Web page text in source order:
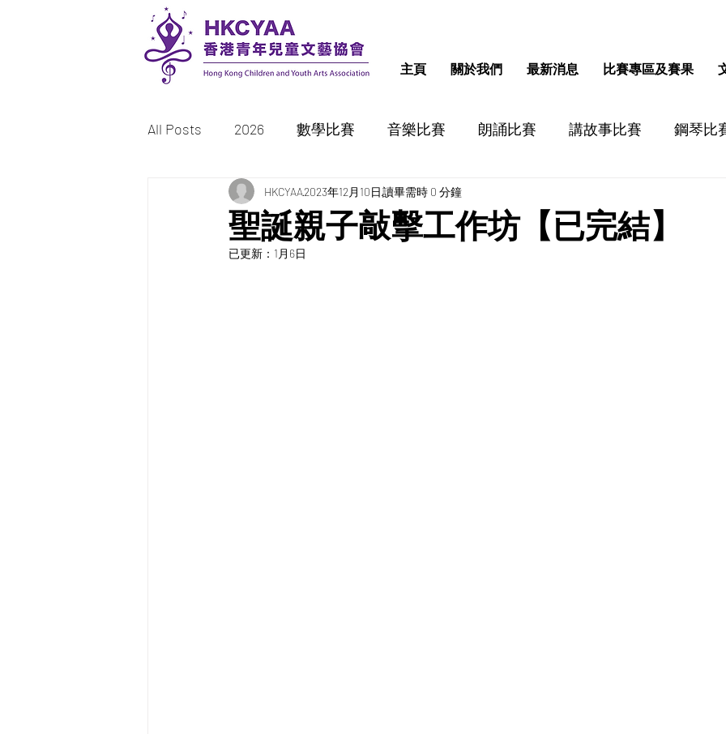
主頁 關於我們 最新消息 比賽專區及賽果
All Posts 2026 數學比賽 音樂比賽 朗誦比賽 講故事比賽 鋼琴比
書法比賽 繪畫/填色比賽 跳舞比賽
2022
聖誕親子敲擊工作坊【已完結】
HKCYAA2023年12月10日讀畢需時 0 分鐘
已更新： 1月6日